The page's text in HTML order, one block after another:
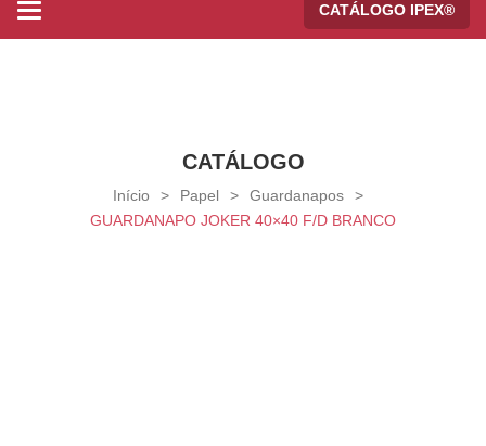
Categories CATÁLOGO IPEX®
CATÁLOGO
Início > Papel > Guardanapos
>
GUARDANAPO JOKER 40×40 F/D BRANCO